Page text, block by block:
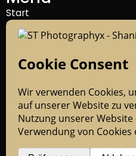
Start
Team
Ablauf
Dienstleister
Hochzeitsfotograf